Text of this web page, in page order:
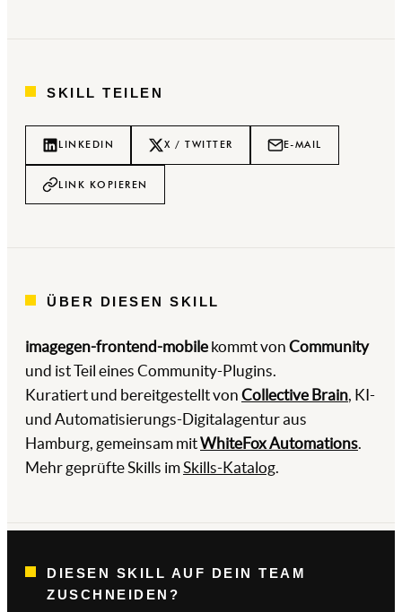
SKILL TEILEN
LINKEDIN X / TWITTER E-MAIL
LINK KOPIEREN
ÜBER DIESEN SKILL
imagegen-frontend-mobile kommt von Community
und ist Teil eines Community-Plugins.
Kuratiert und bereitgestellt von Collective Brain , KI-
und Automatisierungs-Digitalagentur aus
Hamburg, gemeinsam mitWhiteFox Automations
Mehr geprüfte Skills im Skills-Katalog
DIESEN SKILL AUF DEIN TEAM
ZUSCHNEIDEN?